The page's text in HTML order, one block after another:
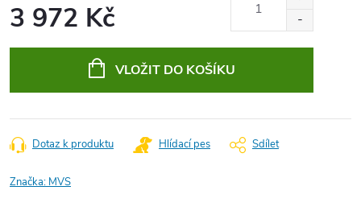
3 972 Kč
VLOŽIT DO KOŠÍKU
Dotaz k produktu Hlídací pes Sdílet
Značka: MVS